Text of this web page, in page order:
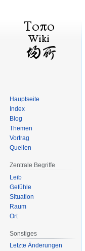
Hauptseite
Index
Blog
Themen
Vortrag
Quellen
Zentrale Begriffe
Leib
Gefühle
Situation
Raum
Ort
Sonstiges
Letzte Änderungen